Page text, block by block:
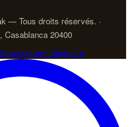
— Tous droits réservés. ·
Casablanca 20400
de confidentialité